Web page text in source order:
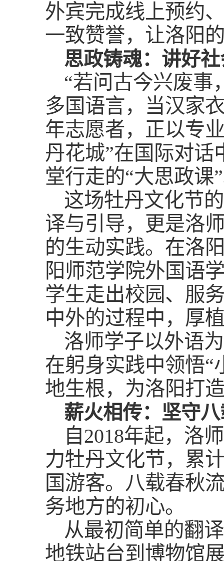
外宾完成线上预约
一致赞誉，让洛阳
思政铸魂：讲好
“若问古今兴废事
多国语言，当汉家
年志愿者，正以专
丹花城”在国际对
堂行走的“大思政课
这场牡丹文化节
译与引导，更是洛
的生动实践。在洛
阳师范学院外国语
学生走出校园、服
中外的过程中，厚
洛师学子以外语
在躬身实践中领悟“
地生根，为洛阳打
薪火相传：坚守
自2018年起，洛
力牡丹文化节，累
国游客。八载春秋
务地方的初心。
从最初简单的翻
地铁站台到博物馆